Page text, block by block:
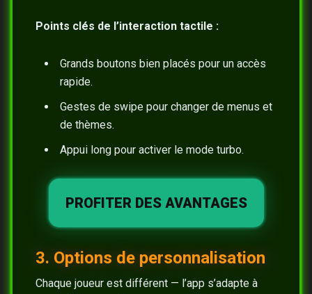
Points clés de l’interaction tactile :
Grands boutons bien placés pour un accès
rapide.
Gestes de swipe pour changer de menus et
de thèmes.
Appui long pour activer le mode turbo.
PROFITER DES AVANTAGES
3. Options de personnalisation
Chaque joueur est différent — l’app s’adapte à